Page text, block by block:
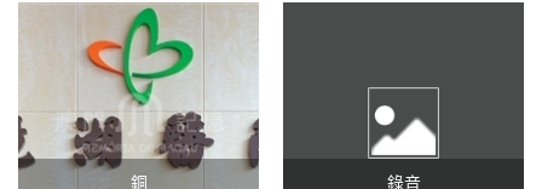
銅 錄音